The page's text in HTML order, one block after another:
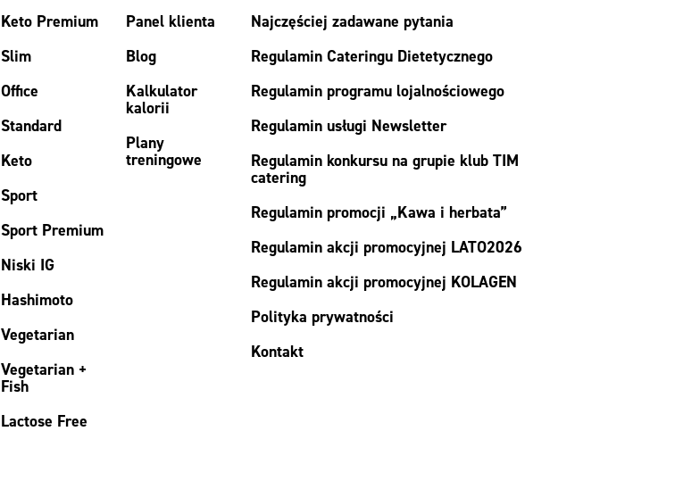
Keto Premium
Slim
Office
Standard
Keto
Sport
Sport Premium
Niski IG
Hashimoto
Vegetarian
Vegetarian +
Fish
Lactose Free
Panel klienta
Blog
Kalkulator
kalorii
Plany
treningowe
Najczęściej zadawane pytania
Regulamin Cateringu Dietetycznego
Regulamin programu lojalnościowego
Regulamin usługi Newsletter
Regulamin konkursu na grupie klub TIM
catering
Regulamin promocji „Kawa i herbata”
Regulamin akcji promocyjnej LATO2026
Regulamin akcji promocyjnej KOLAGEN
Polityka prywatności
Kontakt